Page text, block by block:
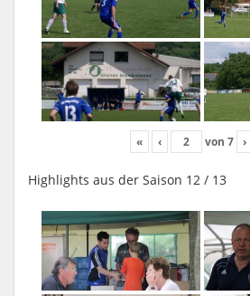
« ‹ von 7 ›
Highlights aus der Saison 12 / 13